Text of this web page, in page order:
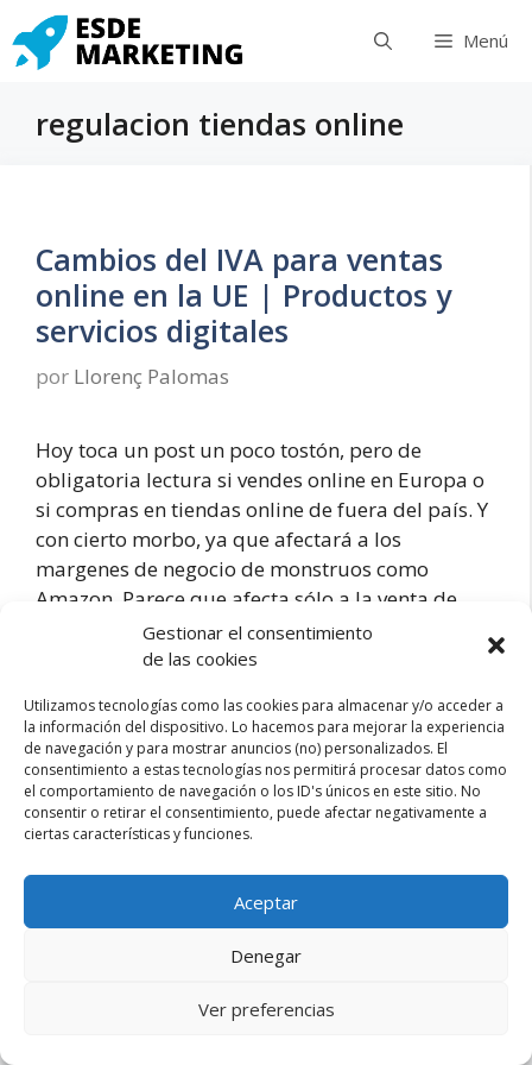
Gestionar el consentimiento
de las cookies
Utilizamos tecnologías como las cookies para almacenar y/o acceder a
la información del dispositivo. Lo hacemos para mejorar la experiencia
de navegación y para mostrar anuncios (no) personalizados. El
consentimiento a estas tecnologías nos permitirá procesar datos como
el comportamiento de navegación o los ID's únicos en este sitio. No
consentir o retirar el consentimiento, puede afectar negativamente a
ciertas características y funciones.
Aceptar
Denegar
Ver preferencias
Saltar
al
contenido
Menú
regulacion tiendas online
Cambios del IVA para ventas
online en la UE | Productos y
servicios digitales
por Llorenç Palomas
Hoy toca un post un poco tostón, pero de
obligatoria lectura si vendes online en Europa o
si compras en tiendas online de fuera del país. Y
con cierto morbo, ya que afectará a los
margenes de negocio de monstruos como
Amazon. Parece que afecta sólo a la venta de
productos …
Leer másCambios
del
IVA
para
ventas
online
servicios
Categorías
E-commerce
36 comentarios
Aviso legal – Privacidad
Contacto
esdemarketing.com © 2026 |